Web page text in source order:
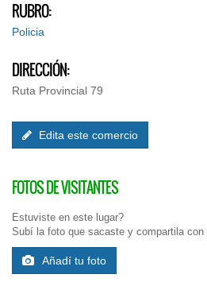
RUBRO:
Policia
DIRECCIÓN:
Ruta Provincial 79
Edita este comercio
FOTOS DE VISITANTES
Estuviste en este lugar?
Subí la foto que sacaste y compartila con
Añadí tu foto